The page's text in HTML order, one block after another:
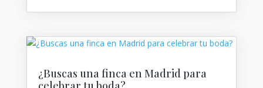
¿Buscas una finca en Madrid para